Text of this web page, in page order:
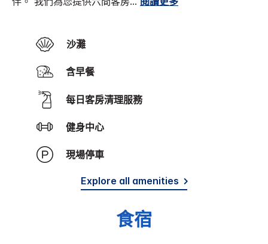
沙灘
含早餐
每日客房清理服務
健身中心
現場停車
Explore all amenities
食宿